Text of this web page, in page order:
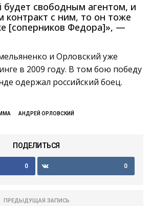
будет свободным агентом, и
с ним, то он тоже
[соперников Федора]», —
и Орловский уже
в 2009 году. В том бою победу
одержал российский боец.
АНДРЕЙ ОРЛОВСКИЙ
ПОДЕЛИТЬСЯ
0 0
ПРЕДЫДУЩАЯ ЗАПИСЬ